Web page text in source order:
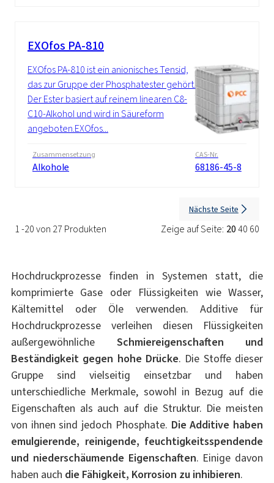
EXOfos PA-810
EXOfos PA-810 ist ein anionisches Tensid,
das zur Gruppe der Phosphatester gehört.
Der Ester basiert auf reinem linearen C8-
C10-Alkohol und wird in Säureform
angeboten.EXOfos...
Zusammensetzung
Alkohole
CAS-Nr.
68186-45-8
1 -20 von 27 Produkten Zeige auf Seite: 2040 60
Nächste Seite
Hochdruckprozesse finden in Systemen statt, die
komprimierte Gase oder Flüssigkeiten wie Wasser,
Kältemittel oder Öle verwenden. Additive für
Hochdruckprozesse verleihen diesen Flüssigkeiten
außergewöhnliche Schmiereigenschaften und
Beständigkeit gegen hohe Drücke. Die Stoffe dieser
Gruppe sind vielseitig einsetzbar und haben
unterschiedliche Merkmale, sowohl in Bezug auf die
Eigenschaften als auch auf die Struktur. Die meisten
von ihnen sind jedoch Phosphate. Die Additive haben
emulgierende, reinigende, feuchtigkeitsspendende
und niederschäumende Eigenschaften. Einige davon
haben auch die Fähigkeit, Korrosion zu inhibieren.